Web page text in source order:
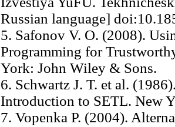
Russian language]
5. Safonov V. O. (2008).
Programming for
York: John Wiley & Sons.
6. Schwartz J. T. et al.
Introduction to SETL. New
7. Vopenka P. (2004).